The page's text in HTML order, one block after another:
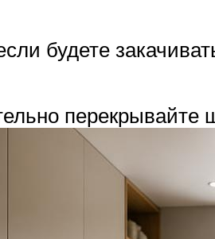
будете закачивать
перекрывайте